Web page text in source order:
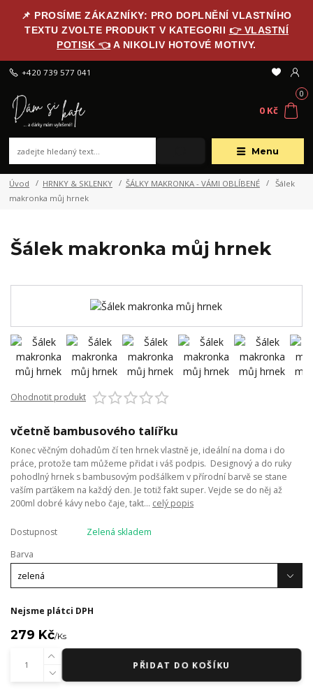
📌 PROSÍME ZÁKAZNÍKY: PRO DOPLNĚNÍ VLASTNÍHO
TEXTU ZVOLTE PRODUKT V KATEGORII 👉 VLASTNÍ
POTISK 👈 A NIKOLIV HOTOVÉ MOTIVY.
Menu
+420 739 577 041
0
0 Kč
Úvod HRNKY & SKLENKY ŠÁLKY MAKRONKA - VÁMI OBLÍBENÉ
Šálek
makronka můj hrnek
Šálek makronka můj hrnek
Ohodnotit produkt
včetně bambusového talířku
Konec věčným dohadům čí ten hrnek vlastně je, ideální na doma i do
práce, protože tam můžeme přidat i váš podpis. Designový a do ruky
pohodlný hrnek s bambusovým podšálkem v přírodní barvě se stane
vaším parťákem na každý den. Je totiž fakt super. Vejde se do něj až
200ml dobré kávy nebo čaje, takt... celý popis
Dostupnost
Zelená skladem
Barva
Nejsme plátci DPH
279 Kč/Ks
PŘIDAT DO KOŠÍKU